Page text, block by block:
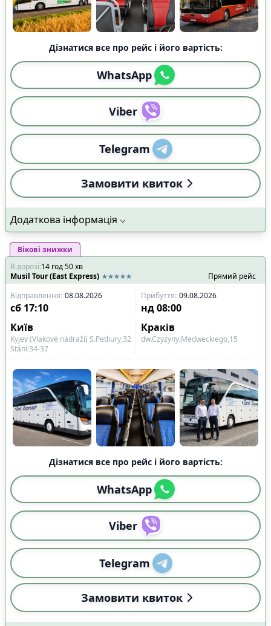
Дізнатися все про рейс і його вартість:
WhatsApp
Viber
Telegram
Замовити квиток
Додаткова інформація
Вікові знижки
В дорозі:14 год50хв
Musil Tour (East Express)
Прямий рейс
Відправлення: 08.08.2026 Прибуття: 09.08.2026
сб 17:10 нд 08:00
Київ
Краків
Kyjev (Vlakové nádraží) S.Petliury,32
Stání:34-37
dw.Czyzyny,Medweckiego,15
Дізнатися все про рейс і його вартість:
WhatsApp
Viber
Telegram
Замовити квиток